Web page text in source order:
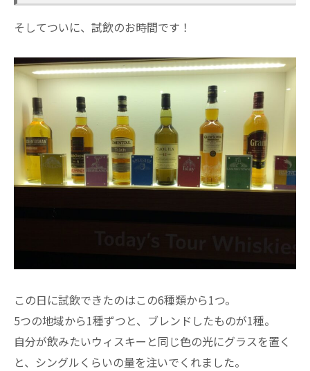
そしてついに、試飲のお時間です！
この日に試飲できたのはこの6種類から1つ。
5つの地域から1種ずつと、ブレンドしたものが1種。
自分が飲みたいウィスキーと同じ色の光にグラスを置く
と、シングルくらいの量を注いでくれました。